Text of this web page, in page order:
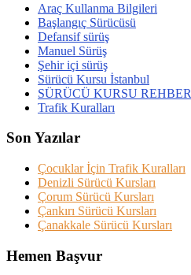
Araç Kullanma Bilgileri
Başlangıç Sürücüsü
Defansif sürüş
Manuel Sürüş
Şehir içi sürüş
Sürücü Kursu İstanbul
SÜRÜCÜ KURSU REHBER
Trafik Kuralları
Son Yazılar
Çocuklar İçin Trafik Kuralları
Denizli Sürücü Kursları
Çorum Sürücü Kursları
Çankırı Sürücü Kursları
Çanakkale Sürücü Kursları
Hemen Başvur